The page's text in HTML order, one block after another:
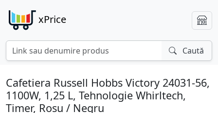
xPrice
Caută
Cafetiera Russell Hobbs Victory 24031-56,
1100W, 1,25 L, Tehnologie Whirltech,
Timer, Rosu / Negru